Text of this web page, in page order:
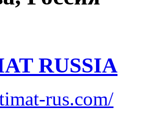
RUSSIA
rus.com/